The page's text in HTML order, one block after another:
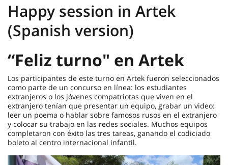
Happy session in Artek
(Spanish version)
“Feliz turno" en Artek
Los participantes de este turno en Artek fueron seleccionados
como parte de un concurso en línea: los estudiantes
extranjeros o los jóvenes compatriotas que viven en el
extranjero tenían que presentar un equipo, grabar un video:
leer un poema o hablar sobre famosos rusos en el extranjero
y colocar su trabajo en las redes sociales. Muchos equipos
completaron con éxito las tres tareas, ganando el codiciado
boleto al centro internacional infantil.